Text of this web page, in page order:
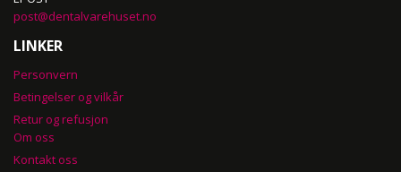
post@dentalvarehuset.no
LINKER
Personvern
Betingelser og vilkår
Retur og refusjon
Om oss
Kontakt oss